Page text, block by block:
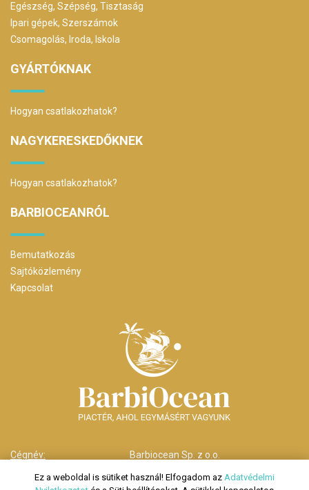
Egészség, Szépség, Tisztaság
Ipari gépek, Szerszámok
Csomagolás, Iroda, Iskola
GYÁRTÓKNAK
Hogyan csatlakozhatok?
NAGYKERESKEDŐKNEK
Hogyan csatlakozhatok?
BARBIOCEANRÓL
Bemutatkozás
Sajtóközlemény
Kapcsolat
Cégnév:
Barbiocean Sp. z o.o.
ul. Długa nr 29
Ez a weboldal is sütiket használ! Elfogadom az Adatvédelmi